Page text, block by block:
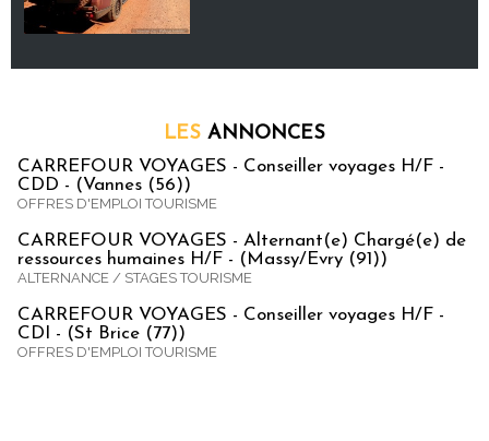
LES ANNONCES
CARREFOUR VOYAGES - Conseiller voyages H/F -
CDD - (Vannes (56))
OFFRES D'EMPLOI TOURISME
CARREFOUR VOYAGES - Alternant(e) Chargé(e) de
ressources humaines H/F - (Massy/Evry (91))
ALTERNANCE / STAGES TOURISME
CARREFOUR VOYAGES - Conseiller voyages H/F -
CDI - (St Brice (77))
OFFRES D'EMPLOI TOURISME